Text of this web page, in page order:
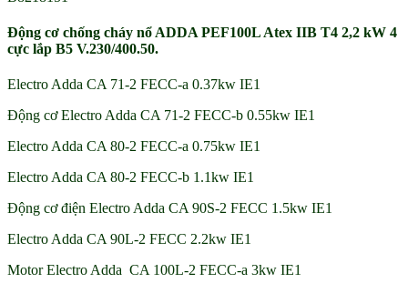
Động cơ chống cháy nổ ADDA PEF100L Atex IIB T4 2,2 kW 4
cực lắp B5 V.230/400.50.
Electro Adda CA 71-2 FECC-a 0.37kw IE1
Động cơ Electro Adda CA 71-2 FECC-b 0.55kw IE1
Electro Adda CA 80-2 FECC-a 0.75kw IE1
Electro Adda CA 80-2 FECC-b 1.1kw IE1
Động cơ điện Electro Adda CA 90S-2 FECC 1.5kw IE1
Electro Adda CA 90L-2 FECC 2.2kw IE1
Motor Electro Adda CA 100L-2 FECC-a 3kw IE1